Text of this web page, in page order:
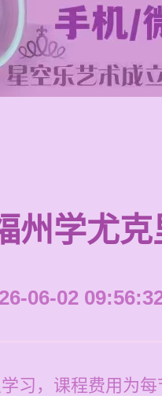
州学尤
06-02
习，课程费用为